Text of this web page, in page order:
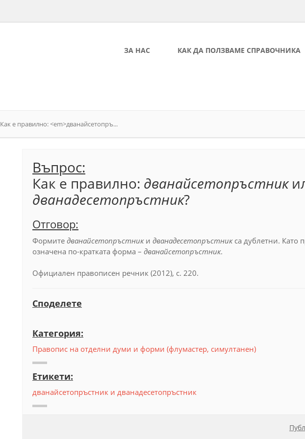
ЗА НАС КАК ДА ПОЛЗВАМЕ СПРАВОЧНИКА
Как е правилно: <em>дванайсетопръ...
Въпрос:
Как е правилно: дванайсетопръстник
дванадесетопръстник?
Отговор:
Формите дванайсетопръстники дванадесетопръстникса дублетни. Като
означена по-кратката форма – дванайсетопръстник.
Официален правописен речник (2012), с. 220.
Споделете
Категория:
Правопис на отделни думи и форми (флумастер, симултанен)
Етикети:
дванайсетопръстник и дванадесетопръстник